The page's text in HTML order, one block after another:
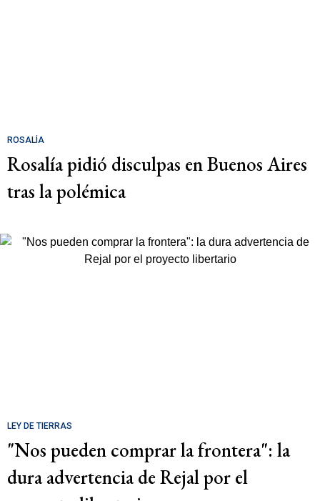
ROSALÍA
Rosalía pidió disculpas en Buenos Aires
tras la polémica
LEY DE TIERRAS
"Nos pueden comprar la frontera": la
dura advertencia de Rejal por el